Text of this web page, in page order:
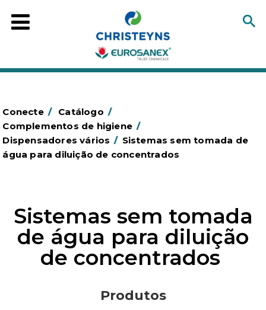
Conecte / Catálogo /
Complementos de higiene /
Dispensadores vários / Sistemas sem tomada de
água para diluição de concentrados
Sistemas sem tomada
de água para diluição
de concentrados
Produtos